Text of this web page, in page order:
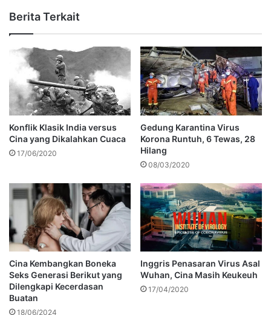
Berita Terkait
Konflik Klasik India versus
Cina yang Dikalahkan Cuaca
17/06/2020
Gedung Karantina Virus
Korona Runtuh, 6 Tewas, 28
Hilang
08/03/2020
Cina Kembangkan Boneka
Seks Generasi Berikut yang
Dilengkapi Kecerdasan
Buatan
18/06/2024
Inggris Penasaran Virus Asal
Wuhan, Cina Masih Keukeuh
17/04/2020